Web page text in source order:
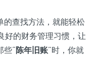
的查找方法，就能轻松
好的财务管理习惯，让
些“陈年旧账”时，你就